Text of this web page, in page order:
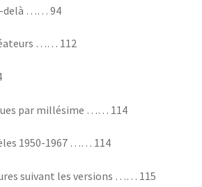
delà …… 94
…… 112
par millésime …… 114
1950-1967 …… 114
suivant les versions …… 115